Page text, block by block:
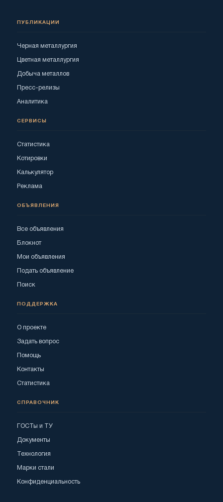
ПУБЛИКАЦИИ
Черная металлургия
Цветная металлургия
Добыча металлов
Пресс-релизы
Аналитика
СЕРВИСЫ
Статистика
Котировки
Калькулятор
Реклама
ОБЪЯВЛЕНИЯ
Все объявления
Блокнот
Мои объявления
Подать объявление
Поиск
ПОДДЕРЖКА
О проекте
Задать вопрос
Помощь
Контакты
Статистика
СПРАВОЧНИК
ГОСТы и ТУ
Документы
Технология
Марки стали
Конфиденциальность